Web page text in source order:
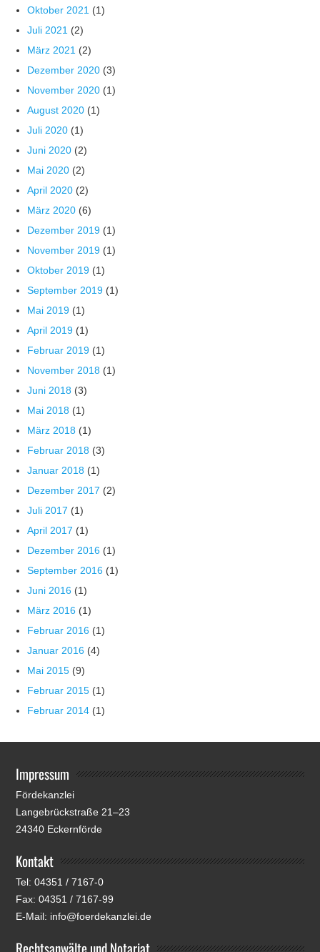
Oktober 2021 (1)
Juli 2021 (2)
März 2021 (2)
Dezember 2020 (3)
November 2020 (1)
August 2020 (1)
Juli 2020 (1)
Juni 2020 (2)
Mai 2020 (2)
April 2020 (2)
März 2020 (6)
Dezember 2019 (1)
November 2019 (1)
Oktober 2019 (1)
September 2019 (1)
Mai 2019 (1)
April 2019 (1)
Februar 2019 (1)
November 2018 (1)
Juni 2018 (3)
Mai 2018 (1)
März 2018 (1)
Februar 2018 (3)
Januar 2018 (1)
Dezember 2017 (2)
Juli 2017 (1)
April 2017 (1)
Dezember 2016 (1)
September 2016 (1)
Juni 2016 (1)
März 2016 (1)
Februar 2016 (1)
Januar 2016 (4)
Mai 2015 (9)
Februar 2015 (1)
Februar 2014 (1)
Impressum
Fördekanzlei
Langebrückstraße 21–23
24340 Eckernförde
Kontakt
Tel: 04351 / 7167-0
Fax: 04351 / 7167-99
E-Mail: info@foerdekanzlei.de
Rechtsanwälte und Notariat